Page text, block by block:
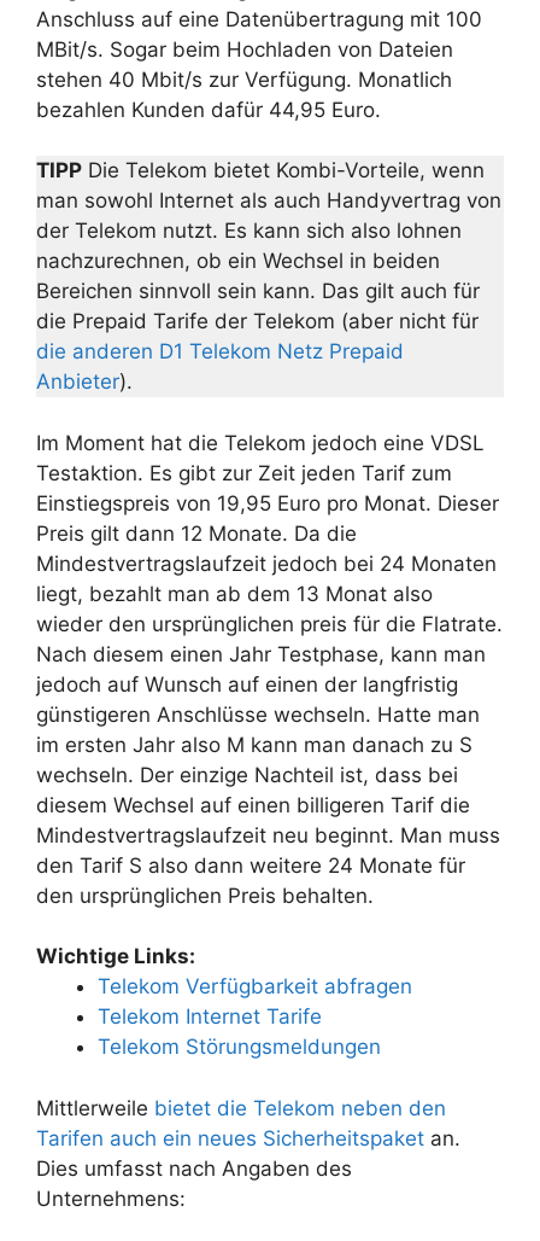
Anschluss auf eine Datenübertragung mit 100
MBit/s. Sogar beim Hochladen von Dateien
stehen 40 Mbit/s zur Verfügung. Monatlich
bezahlen Kunden dafür 44,95 Euro.
TIPP Die Telekom bietet Kombi-Vorteile, wenn
man sowohl Internet als auch Handyvertrag von
der Telekom nutzt. Es kann sich also lohnen
nachzurechnen, ob ein Wechsel in beiden
Bereichen sinnvoll sein kann. Das gilt auch für
die Prepaid Tarife der Telekom (aber nicht für
die anderen D1 Telekom Netz Prepaid
Anbieter).
Im Moment hat die Telekom jedoch eine VDSL
Testaktion. Es gibt zur Zeit jeden Tarif zum
Einstiegspreis von 19,95 Euro pro Monat. Dieser
Preis gilt dann 12 Monate. Da die
Mindestvertragslaufzeit jedoch bei 24 Monaten
liegt, bezahlt man ab dem 13 Monat also
wieder den ursprünglichen preis für die Flatrate.
Nach diesem einen Jahr Testphase, kann man
jedoch auf Wunsch auf einen der langfristig
günstigeren Anschlüsse wechseln. Hatte man
im ersten Jahr also M kann man danach zu S
wechseln. Der einzige Nachteil ist, dass bei
diesem Wechsel auf einen billigeren Tarif die
Mindestvertragslaufzeit neu beginnt. Man muss
den Tarif S also dann weitere 24 Monate für
den ursprünglichen Preis behalten.
Wichtige Links:
Telekom Verfügbarkeit abfragen
Telekom Internet Tarife
Telekom Störungsmeldungen
Mittlerweile bietet die Telekom neben den
Tarifen auch ein neues Sicherheitspaket an.
Dies umfasst nach Angaben des
Unternehmens: